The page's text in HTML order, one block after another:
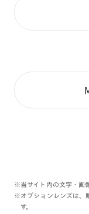
※当サイト内の文字・画
※オプションレンズは、
す。